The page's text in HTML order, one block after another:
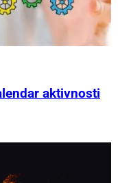
aktivnosti